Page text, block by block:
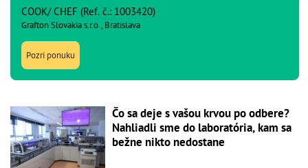
COOK/ CHEF (Ref. č.: 1003420)
Grafton Slovakia s.r.o., Bratislava
Pozri ponuku
Čo sa deje s vašou krvou po odbere?
Nahliadli sme do laboratória, kam sa
bežne nikto nedostane